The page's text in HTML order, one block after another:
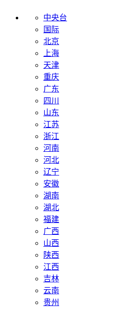
中央台
国际
北京
上海
天津
重庆
广东
四川
山东
江苏
浙江
河南
河北
辽宁
安徽
湖南
湖北
福建
广西
山西
陕西
江西
吉林
云南
贵州